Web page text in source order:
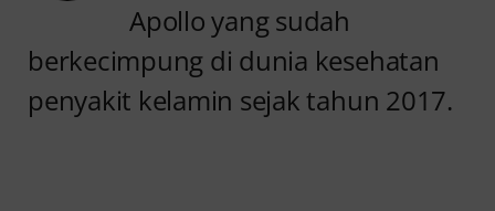
Apollo yang sudah
berkecimpung di dunia kesehatan
penyakit kelamin sejak tahun 2017.
Penyebab
Anyang